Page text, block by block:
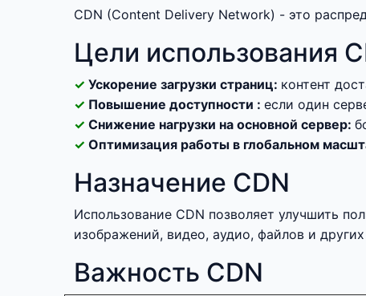
CDN (Content Delivery Network) - это
Цели использования
Ускорение загрузки страниц: контент
Повышение доступности : если один
Снижение нагрузки на основной сервер:
Оптимизация работы в глобальном
Назначение CDN
Использование CDN позволяет улучшить
изображений, видео, аудио, файлов и
Важность CDN